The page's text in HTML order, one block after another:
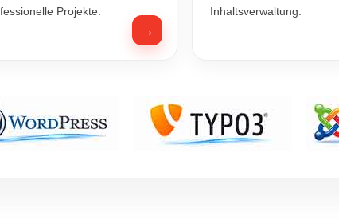
Projekte.
→
Inhaltsverwaltung.